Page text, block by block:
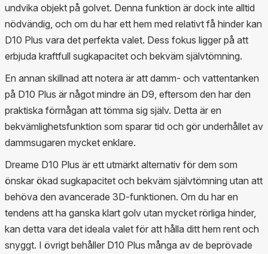
undvika objekt på golvet. Denna funktion är dock inte alltid
nödvändig, och om du har ett hem med relativt få hinder kan
D10 Plus vara det perfekta valet. Dess fokus ligger på att
erbjuda kraftfull sugkapacitet och bekväm självtömning.
En annan skillnad att notera är att damm- och vattentanken
på D10 Plus är något mindre än D9, eftersom den har den
praktiska förmågan att tömma sig själv. Detta är en
bekvämlighetsfunktion som sparar tid och gör underhållet av
dammsugaren mycket enklare.
Dreame D10 Plus är ett utmärkt alternativ för dem som
önskar ökad sugkapacitet och bekväm självtömning utan att
behöva den avancerade 3D-funktionen. Om du har en
tendens att ha ganska klart golv utan mycket rörliga hinder,
kan detta vara det ideala valet för att hålla ditt hem rent och
snyggt. I övrigt behåller D10 Plus många av de beprövade